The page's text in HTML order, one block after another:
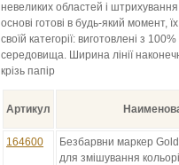
невеликих областей і
основі готові в будь-який
своїй категорії: виготовлені з
середовища. Ширина лінії
крізь папір
Артикул
164600
Безбарвни маркер
для змішування